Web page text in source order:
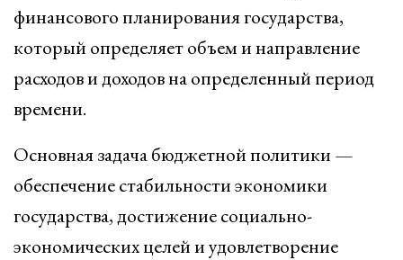
финансового планирования государства,
который определяет объем и направление
расходов и доходов на определенный период
времени.
Основная задача бюджетной политики —
обеспечение стабильности экономики
государства, достижение социально-
экономических целей и удовлетворение